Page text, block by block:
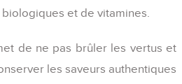
et de vitamines.
de ne pas brûler les vertus et
les saveurs authentiques